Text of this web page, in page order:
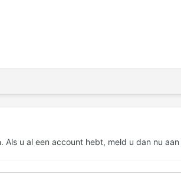
Als u al een account hebt, meld u dan nu aan